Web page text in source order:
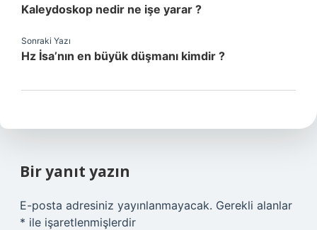
Kaleydoskop nedir ne işe yarar ?
Sonraki Yazı
Hz İsa’nın en büyük düşmanı kimdir ?
Bir yanıt yazın
E-posta adresiniz yayınlanmayacak. Gerekli alanlar
* ile işaretlenmişlerdir